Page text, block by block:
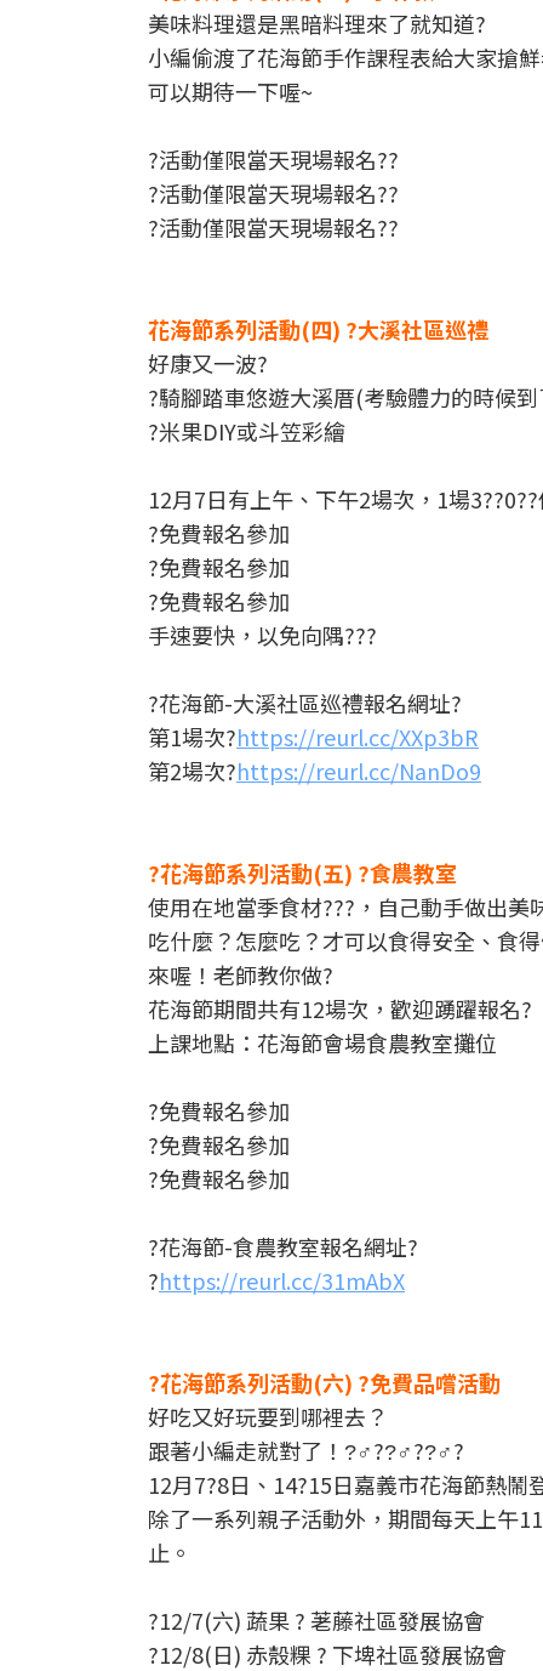
美味料理還是黑暗料理來了就知道?
小編偷渡了花海節手作課程表給大家搶
可以期待一下喔~
?活動僅限當天現場報名??
?活動僅限當天現場報名??
?活動僅限當天現場報名??
花海節系列活動(四) ?大溪社區巡禮
好康又一波?
?騎腳踏車悠遊大溪厝(考驗體力的時候
?米果DIY或斗笠彩繪
12月7日有上午、下午2場次，1場
?免費報名參加
?免費報名參加
?免費報名參加
手速要快，以免向隅???
?花海節-大溪社區巡禮報名網址?
第1場次?https://reurl.cc/XXp3bR
第2場次?https://reurl.cc/NanDo9
?花海節系列活動(五) ?食農教室
使用在地當季食材???，自己動手做出美
吃什麼？怎麼吃？才可以食得安全、食
來喔！老師教你做?
花海節期間共有12場次，歡迎踴躍報名?
上課地點：花海節會場食農教室攤位
?免費報名參加
?免費報名參加
?免費報名參加
?花海節-食農教室報名網址?
?https://reurl.cc/31mAbX
?花海節系列活動(六) ?免費品嚐活動
好吃又好玩要到哪裡去？
跟著小編走就對了！?‍♂??‍♂??‍♂?
12月7?8日、14?15日嘉義市花海節熱鬧
除了一系列親子活動外，期間每天上午
止。
?12/7(六) 蔬果 ? 荖藤社區發展協會
?12/8(日) 赤殼粿 ? 下埤社區發展協會